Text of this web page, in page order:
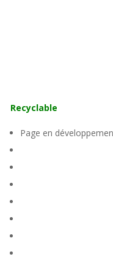
Recyclable
Page en